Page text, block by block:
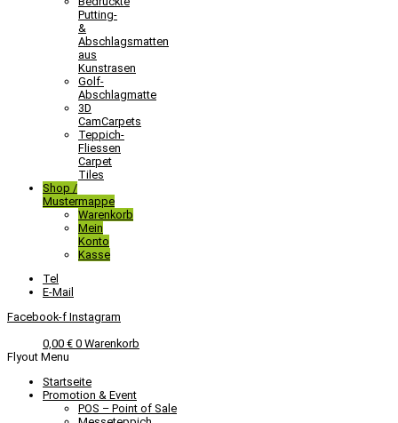
Putting-
&
Abschlagsmatten
aus
Kunstrasen
Golf-
Abschlagmatte​
3D
CamCarpets
Teppich-
Fliessen
Carpet
Tiles
Shop /
Mustermappe
Warenkorb
Mein
Konto
Kasse
Tel
E-Mail
Facebook-f Instagram
0,00 € 0 Warenkorb
Flyout Menu
Startseite
Promotion & Event
POS – Point of Sale